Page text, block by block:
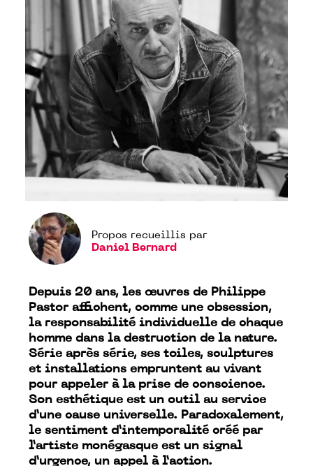
Propos recueillis par
Daniel Bernard
Depuis 20 ans, les œuvres de Philippe
Pastor affichent, comme une obsession,
la responsabilité individuelle de chaque
homme dans la destruction de la nature.
Série après série, ses toiles, sculptures
et installations empruntent au vivant
pour appeler à la prise de conscience.
Son esthétique est un outil au service
d’une cause universelle. Paradoxalement,
le sentiment d’intemporalité créé par
l’artiste monégasque est un signal
d’urgence, un appel à l’action.